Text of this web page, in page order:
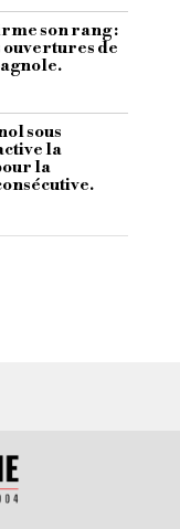
son rang :
de
sous
la
la